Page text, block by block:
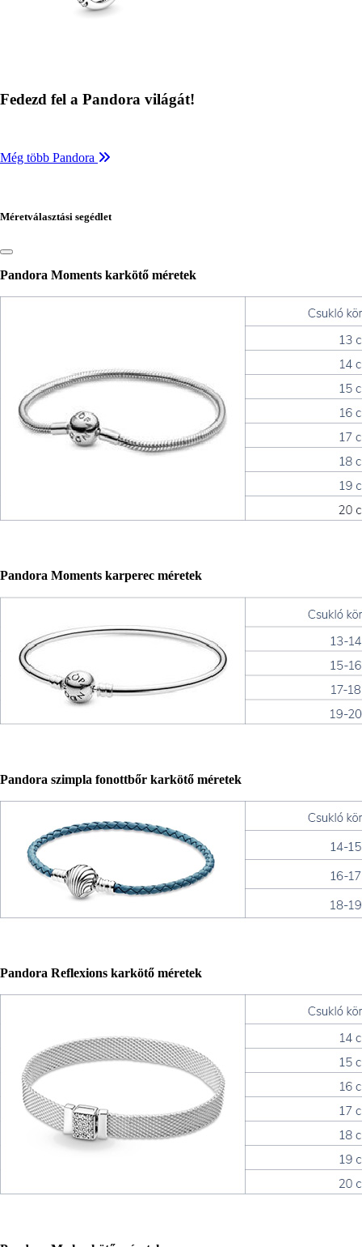
Fedezd fel a Pandora világát!
Még több Pandora
Méretválasztási segédlet
Pandora Moments karkötő méretek
Pandora Moments karperec méretek
Pandora szimpla fonottbőr karkötő méretek
Pandora Reflexions karkötő méretek